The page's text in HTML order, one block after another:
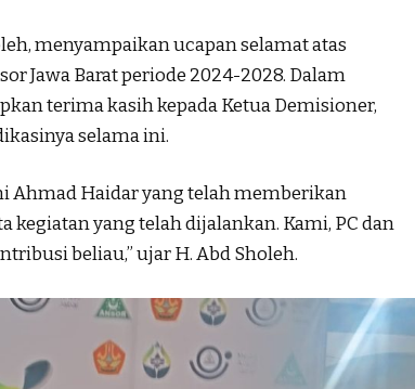
menyampaikan ucapan selamat atas
Jawa Barat periode 2024-2028. Dalam
terima kasih kepada Ketua Demisioner,
selama ini.
Ahmad Haidar yang telah memberikan
yang telah dijalankan. Kami, PC dan
beliau,” ujar H. Abd Sholeh.